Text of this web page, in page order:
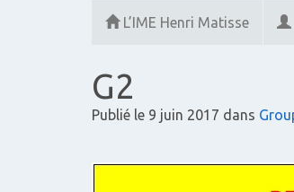
L’IME Henri Matisse
G2
Publié le 9 juin 2017 dans